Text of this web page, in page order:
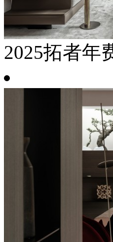
2025拓者年